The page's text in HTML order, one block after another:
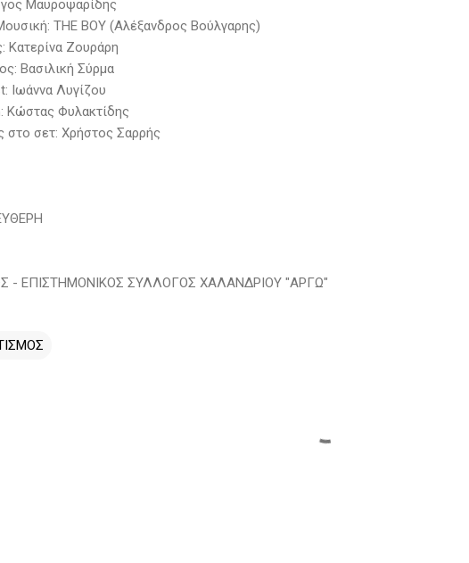
Μαυροψαρίδης
THE BOY (Αλέξανδρος Βούλγαρης)
Κατερίνα Ζουράρη
Βασιλική Σύρμα
Ιωάννα Λυγίζου
Κώστας Φυλακτίδης
στο σετ: Χρήστος Σαρρής
- ΕΠΙΣΤΗΜΟΝΙΚΟΣ ΣΥΛΛΟΓΟΣ ΧΑΛΑΝΔΡΙΟΥ "ΑΡΓΩ"